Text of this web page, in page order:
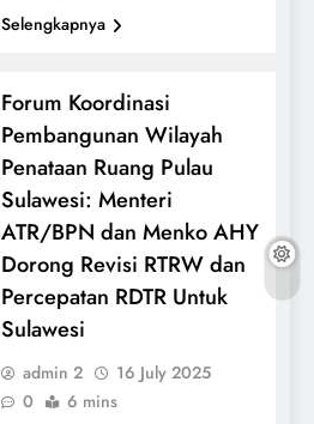
Selengkapnya
Forum Koordinasi
Pembangunan Wilayah
Penataan Ruang Pulau
Sulawesi: Menteri
ATR/BPN dan Menko AHY
Dorong Revisi RTRW dan
Percepatan RDTR Untuk
Sulawesi
admin 2
16 July 2025
0
6 mins